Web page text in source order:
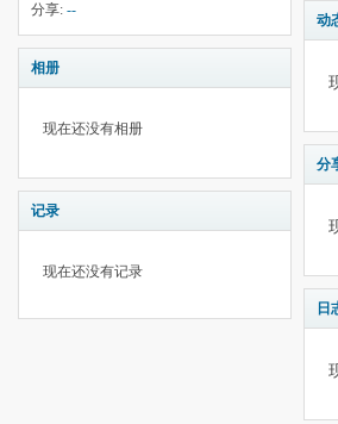
分享: --
相册
现在还没有相册
记录
现在还没有记录
动
分
日